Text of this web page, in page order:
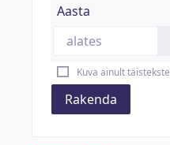
Aasta
Kuva ainult täistekste
Rakenda